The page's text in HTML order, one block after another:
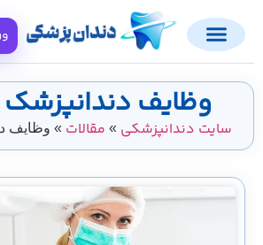
ورود
وظایف دندانپزشک
سایت دندانپزشکی»مقالات»وظایف